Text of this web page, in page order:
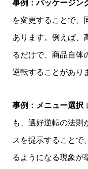
事例：パッケージン
を変更することで、
あります。例えば、
るだけで、商品自体
逆転することがあり
事例：メニュー選択
も、選好逆転の法則
スを提示することで
るようになる現象が